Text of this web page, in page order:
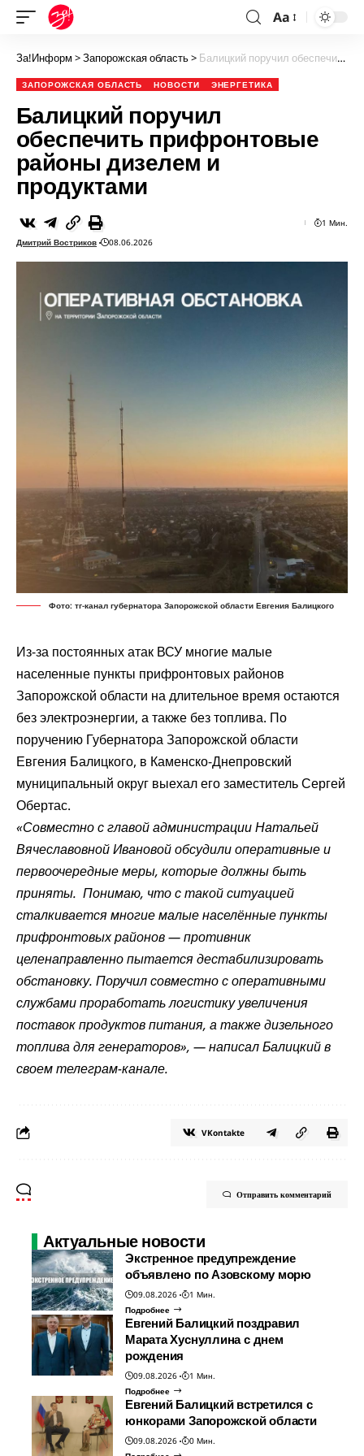
Aa
За!Информ >Запорожская область> Балицкий поручил обеспечить прифронтовые районы дизелем и продуктами
ЗАПОРОЖСКАЯ ОБЛАСТЬ НОВОСТИ ЭНЕРГЕТИКА
Балицкий поручил
обеспечить прифронтовые
районы дизелем и
продуктами
Дмитрий Востриков 08.06.2026
1 Мин.
Фото: тг-канал губернатора Запорожской области Евгения Балицкого
Из-за постоянных атак ВСУ многие малые
населенные пункты прифронтовых районов
Запорожской области на длительное время остаются
без электроэнергии, а также без топлива. По
поручению Губернатора Запорожской области
Евгения Балицкого, в Каменско-Днепровский
муниципальный округ выехал его заместитель Сергей
Обертас.
«Совместно с главой администрации Натальей
Вячеславовной Ивановой обсудили оперативные и
первоочередные меры, которые должны быть
приняты. Понимаю, что с такой ситуацией
сталкивается многие малые населённые пункты
прифронтовых районов — противник
целенаправленно пытается дестабилизировать
обстановку. Поручил совместно с оперативными
службами проработать логистику увеличения
поставок продуктов питания, а также дизельного
топлива для генераторов», — написал Балицкий в
своем телеграм-канале.
VKontakte
Отправить комментарий
Актуальные новости
Экстренное предупреждение
объявлено по Азовскому морю
09.08.2026
1 Мин.
Подробнее
Евгений Балицкий поздравил
Марата Хуснуллина с днем
рождения
09.08.2026
1 Мин.
Подробнее
Евгений Балицкий встретился с
юнкорами Запорожской области
09.08.2026
0 Мин.